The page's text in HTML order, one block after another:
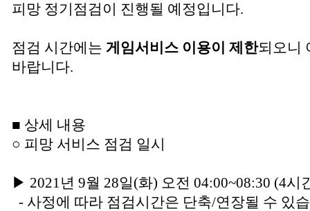
피망 정기점검이 진행될 예정입니다.
점검 시간에는 게임서비스 이용이 제한되오니
바랍니다.
■ 상세 내용
○ 피망 서비스 점검 일시
▶ 2021년 9월 28일(화) 오전 04:00~08:30 (4시
- 사정에 따라 점검시간은 단축/연장될 수 있